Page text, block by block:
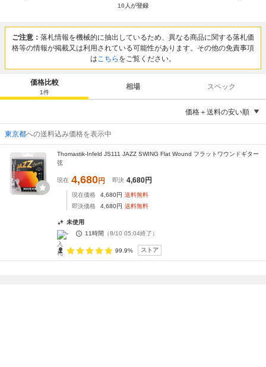
10 人が登録
ご注意： 落札情報を機械的に抽出しているため、異なる商品に関する落札価
格等の情報が掲載又は利用されている可能性があります。その他の免責事項
はこちら をご覧ください。
価格比較
1件
相場 スペック
価格＋送料の安い順
東京都への送料込み価格を表示中
Thomastik-Infeld JS111 JAZZ SWING Flat Wound フラットワウンドギター
弦
現在 4,680円 即決 4,680円
現在価格 4,680円 送料無料
即決価格
4,680円 送料無料
未使用
-
11時間 （8/10 05:04終了）
99.9% ストア